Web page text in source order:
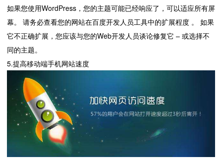
如果您使用WordPress，您的主题可能已经响应了，可以适应所有屏
幕。 请务必查看您的网站在百度开发人员工具中的扩展程度 。 如果
它不正确扩展，您应该与您的Web开发人员谈论修复它 – 或选择不
同的主题。
5.提高移动端手机网站速度